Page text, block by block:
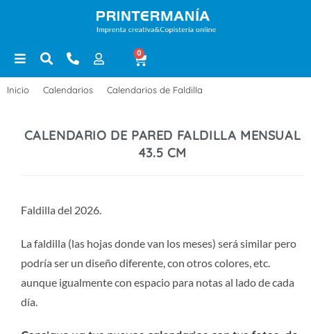
0
Inicio Calendarios Calendarios de Faldilla
CALENDARIO DE PARED FALDILLA MENSUAL
43.5 CM
Faldilla del 2026.
La faldilla (las hojas donde van los meses) será similar pero
podría ser un diseño diferente, con otros colores, etc.
aunque igualmente con espacio para notas al lado de cada
día.